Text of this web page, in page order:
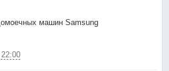
машин Samsung